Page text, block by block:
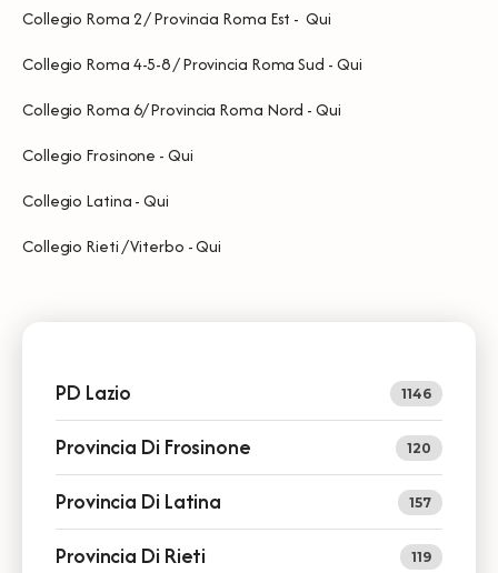
Collegio Roma 2 / Provincia Roma Est - Qui
Collegio Roma 4-5-8 / Provincia Roma Sud -Qui
Collegio Roma 6/ Provincia Roma Nord -Qui
Collegio Frosinone -Qui
Collegio Latina -Qui
Collegio Rieti / Viterbo -Qui
PD Lazio 1146
Provincia Di Frosinone 120
Provincia Di Latina 157
Provincia Di Rieti 119